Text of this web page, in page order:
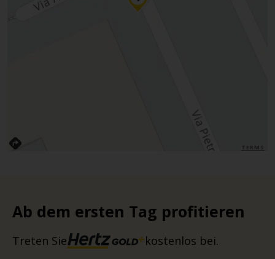
Ab dem ersten Tag profitieren
Treten Sie kostenlos bei.